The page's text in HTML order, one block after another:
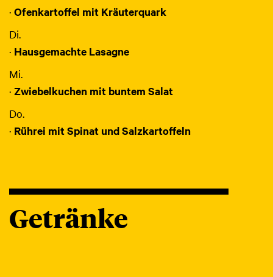
· Ofenkartoffel mit Kräuterquark
Di.
· Hausgemachte Lasagne
Mi.
· Zwiebelkuchen mit buntem Salat
Do.
· Rührei mit Spinat und Salzkartoffeln
Getränke